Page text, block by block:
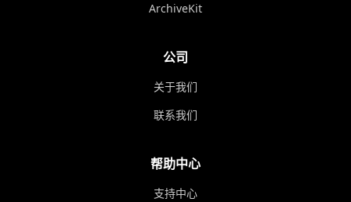
ArchiveKit
公司
关于我们
联系我们
帮助中心
支持中心